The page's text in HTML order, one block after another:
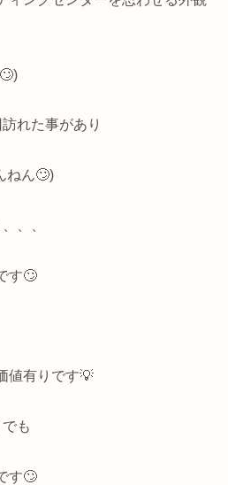
れた事があり
ねん🙄)
、、
す🙄
値有りです💡
も
す🙄